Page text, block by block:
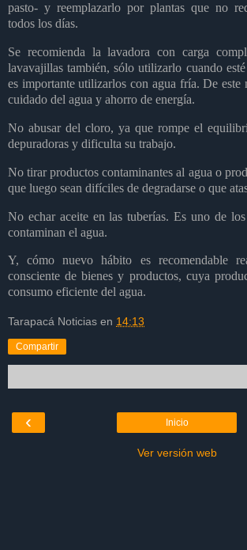
pasto- y reemplazarlo por plantas que no
todos los días.
Se recomienda la lavadora con carga
lavavajillas también, sólo utilizarlo cuando
es importante utilizarlos con agua fría. De este
cuidado del agua y ahorro de energía.
No abusar del cloro, ya que rompe el
depuradoras y dificulta su trabajo.
No tirar productos contaminantes al agua o
que luego sean difíciles de degradarse o que
No echar aceite en las tuberías. Es uno de
contaminan el agua.
Y, cómo nuevo hábito es recomendable
consciente de bienes y productos, cuya
consumo eficiente del agua.
Tarapacá Noticias en 14:13
Compartir
‹ Inicio
Ver versión web